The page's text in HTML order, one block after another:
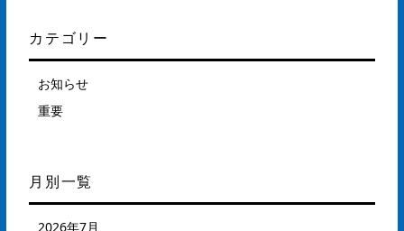
カテゴリー
お知らせ
重要
月別一覧
2026年7月